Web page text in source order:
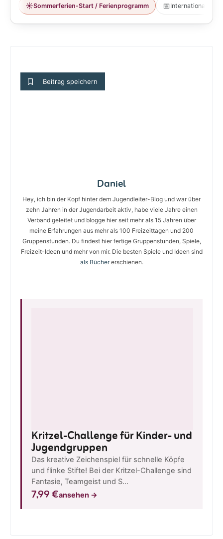
☀️Sommerferien-Start / Ferienprogramm 📅 Internationaler
Beitrag speichern
Daniel
Hey, ich bin der Kopf hinter dem Jugendleiter-Blog und war über
zehn Jahren in der Jugendarbeit aktiv, habe viele Jahre einen
Verband geleitet und blogge hier seit mehr als 15 Jahren über
meine Erfahrungen aus mehr als 100 Freizeittagen und 200
Gruppenstunden. Du findest hier fertige Gruppenstunden, Spiele,
Freizeit-Ideen und mehr von mir. Die besten Spiele und Ideen sind
als Büchererschienen.
Kritzel-Challenge für Kinder- und
Jugendgruppen
Das kreative Zeichenspiel für schnelle Köpfe
und flinke Stifte! Bei der Kritzel-Challenge sind
Fantasie, Teamgeist und S…
7,99 €ansehen →